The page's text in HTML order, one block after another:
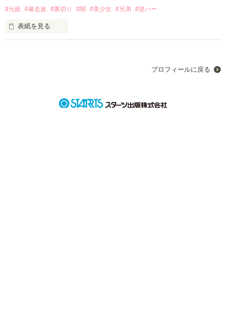
#元姫 #暴走族 #裏切り #闇 #美少女 #兄弟 #逆ハー
表紙を見る
プロフィールに戻る